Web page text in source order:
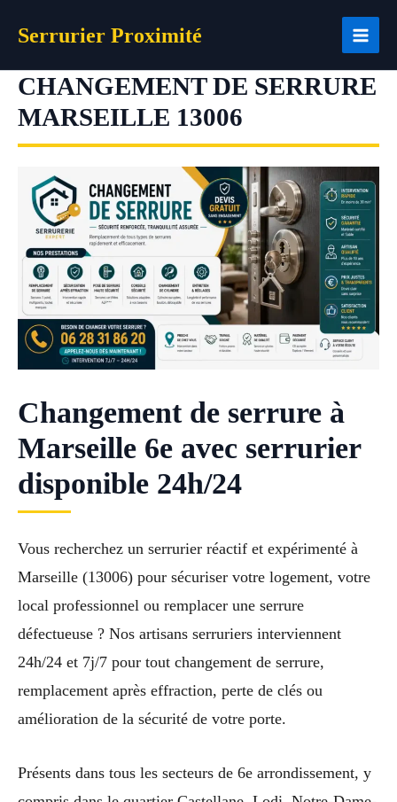
Serrurier Proximité
CHANGEMENT DE SERRURE
MARSEILLE 13006
Changement de serrure à
Marseille 6e avec serrurier
disponible 24h/24
Vous recherchez un serrurier réactif et expérimenté à
Marseille (13006) pour sécuriser votre logement, votre
local professionnel ou remplacer une serrure
défectueuse ? Nos artisans serruriers interviennent
24h/24 et 7j/7 pour tout changement de serrure,
remplacement après effraction, perte de clés ou
amélioration de la sécurité de votre porte.
Présents dans tous les secteurs de 6e arrondissement, y